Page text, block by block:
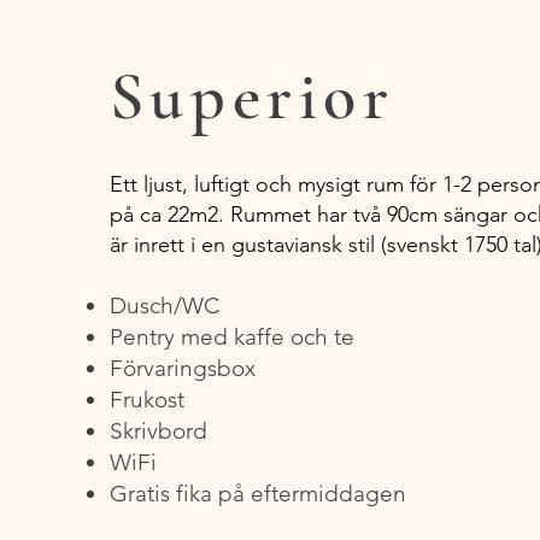
Superior
Ett ljust, luftigt och mysigt rum för 1-2
på ca 22m2. Rummet har två 90cm sängar
är inrett i en gustaviansk stil (svenskt 1750
Dusch/WC
Pentry med kaffe och te
Förvaringsbox
Frukost
Skrivbord
WiFi
Gratis fika på eftermiddagen